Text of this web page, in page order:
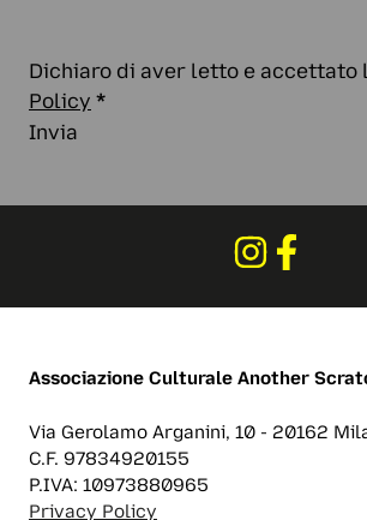
Dichiaro di aver letto e accettato
Policy *
Invia
Associazione Culturale Another
Via Gerolamo Arganini, 10 - 20162
C.F. 97834920155
P.IVA: 10973880965
Privacy Policy